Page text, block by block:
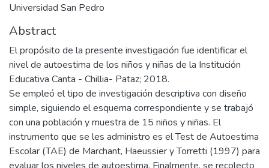
Universidad San Pedro
Abstract
El propósito de la presente investigación fue identificar el
nivel de autoestima de los niños y niñas de la Institución
Educativa Canta - Chillia- Pataz; 2018.
Se empleó el tipo de investigación descriptiva con diseño
simple, siguiendo el esquema correspondiente y se trabajó
con una población y muestra de 15 niños y niñas. El
instrumento que se les administro es el Test de Autoestima
Escolar (TAE) de Marchant, Haeussier y Torretti (1997) para
evaluar los niveles de autoestima. Finalmente, se recolecto